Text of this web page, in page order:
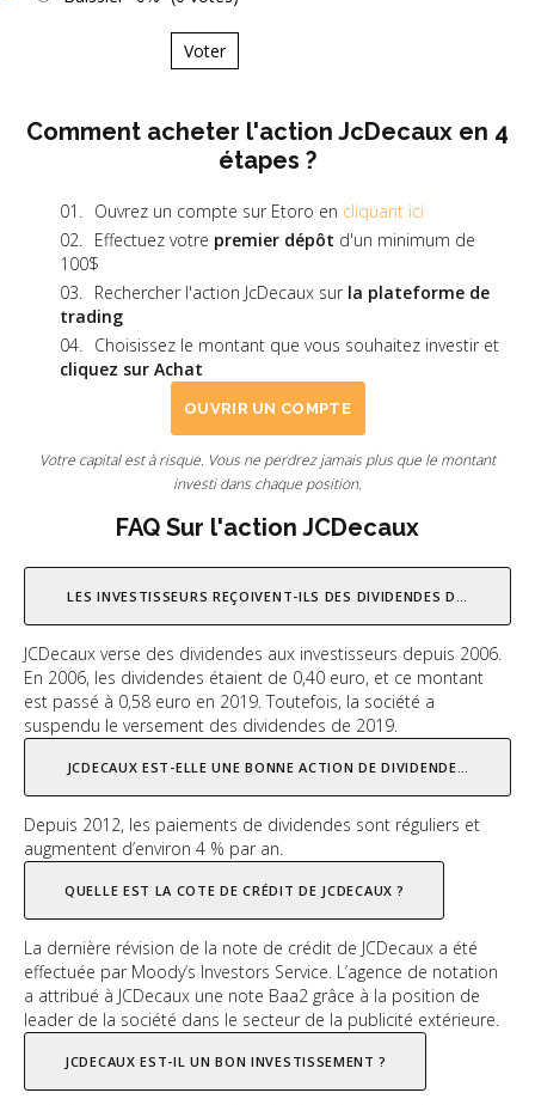
Voter
Comment acheter l'action JcDecaux en 4
étapes ?
Ouvrez un compte sur Etoro en cliquant ici
Effectuez votre premier dépôt d'un minimum de
100$
Rechercher l'action JcDecaux sur la plateforme de
trading
Choisissez le montant que vous souhaitez investir et
cliquez sur Achat
OUVRIR UN COMPTE
Votre capital est à risque. Vous ne perdrez jamais plus que le montant
investi dans chaque position.
FAQ Sur l'action JCDecaux
LES INVESTISSEURS REÇOIVENT-ILS DES DIVIDENDES DE
JCDecaux verse des dividendes aux investisseurs depuis 2006.
En 2006, les dividendes étaient de 0,40 euro, et ce montant
est passé à 0,58 euro en 2019. Toutefois, la société a
suspendu le versement des dividendes de 2019.
JCDECAUX EST-ELLE UNE BONNE ACTION DE DIVIDENDES ?
Depuis 2012, les paiements de dividendes sont réguliers et
augmentent d’environ 4 % par an.
QUELLE EST LA COTE DE CRÉDIT DE JCDECAUX ?
La dernière révision de la note de crédit de JCDecaux a été
effectuée par Moody’s Investors Service. L’agence de notation
a attribué à JCDecaux une note Baa2 grâce à la position de
leader de la société dans le secteur de la publicité extérieure.
JCDECAUX EST-IL UN BON INVESTISSEMENT ?